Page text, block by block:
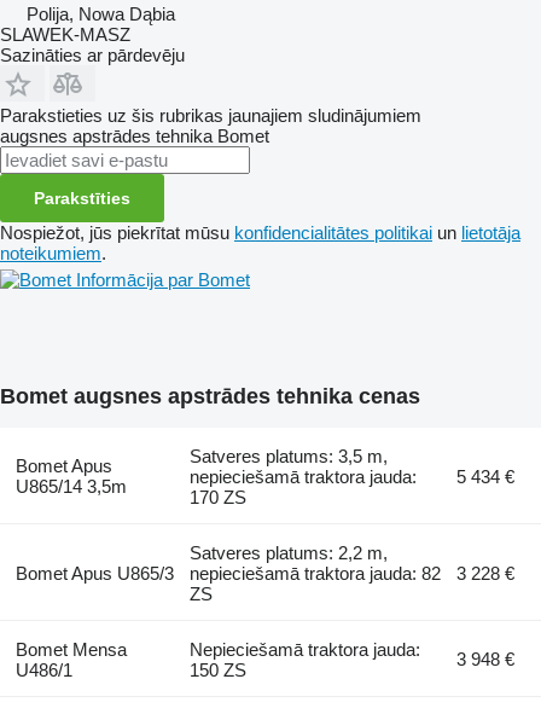
Polija, Nowa Dąbia
SLAWEK-MASZ
Sazināties ar pārdevēju
Parakstieties uz šis rubrikas jaunajiem sludinājumiem
augsnes apstrādes tehnika Bomet
Parakstīties
Nospiežot, jūs piekrītat mūsu konfidencialitātes politikai un lietotāja
noteikumiem.
Informācija par Bomet
Bomet augsnes apstrādes tehnika cenas
Bomet Apus
U865/14 3,5m
Satveres platums: 3,5 m,
nepieciešamā traktora jauda:
170 ZS
5 434 €
Bomet Apus U865/3
Satveres platums: 2,2 m,
nepieciešamā traktora jauda: 82
ZS
3 228 €
Bomet Mensa
U486/1
Nepieciešamā traktora jauda:
150 ZS
3 948 €